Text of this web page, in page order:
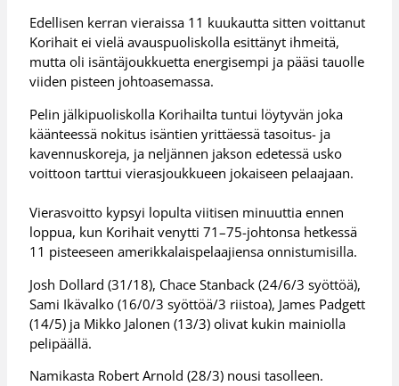
Edellisen kerran vieraissa 11 kuukautta sitten voittanut
Korihait ei vielä avauspuoliskolla esittänyt ihmeitä,
mutta oli isäntäjoukkuetta energisempi ja pääsi tauolle
viiden pisteen johtoasemassa.
Pelin jälkipuoliskolla Korihailta tuntui löytyvän joka
käänteessä nokitus isäntien yrittäessä tasoitus- ja
kavennuskoreja, ja neljännen jakson edetessä usko
voittoon tarttui vierasjoukkueen jokaiseen pelaajaan.
Vierasvoitto kypsyi lopulta viitisen minuuttia ennen
loppua, kun Korihait venytti 71–75-johtonsa hetkessä
11 pisteeseen amerikkalaispelaajiensa onnistumisilla.
Josh Dollard (31/18), Chace Stanback (24/6/3 syöttöä),
Sami Ikävalko (16/0/3 syöttöä/3 riistoa), James Padgett
(14/5) ja Mikko Jalonen (13/3) olivat kukin mainiolla
pelipäällä.
Namikasta Robert Arnold (28/3) nousi tasolleen.